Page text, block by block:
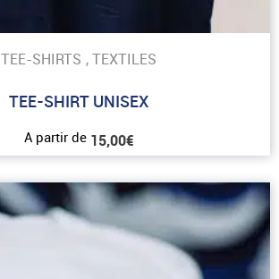
TEE-SHIRTS ,TEXTILES
TEE-SHIRT UNISEX
A partir de 15,00€